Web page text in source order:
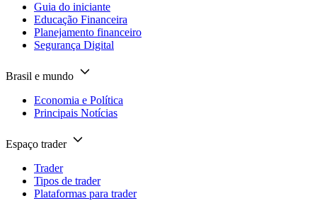
Guia do iniciante
Educação Financeira
Planejamento financeiro
Segurança Digital
Brasil e mundo
Economia e Política
Principais Notícias
Espaço trader
Trader
Tipos de trader
Plataformas para trader